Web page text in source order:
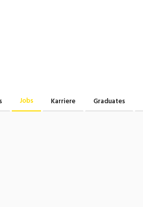
Handel, Kundenberatung,
Jobs Karriere Graduates